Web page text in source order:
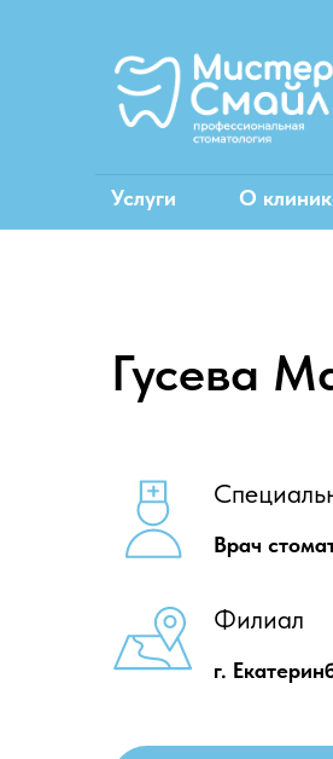
Услуги О
Гусева
Врач
Филиал
г.